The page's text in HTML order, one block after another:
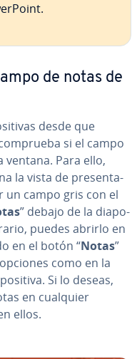
de notas de
desde que
si el campo
ventana. Para ello,
la vista de pre­se­n­ta­
un campo gris con el
” debajo de la dia­po­
puedes abrirlo en
en el botón “Notas”
como en la
Si lo deseas,
en cualquier
ellos.